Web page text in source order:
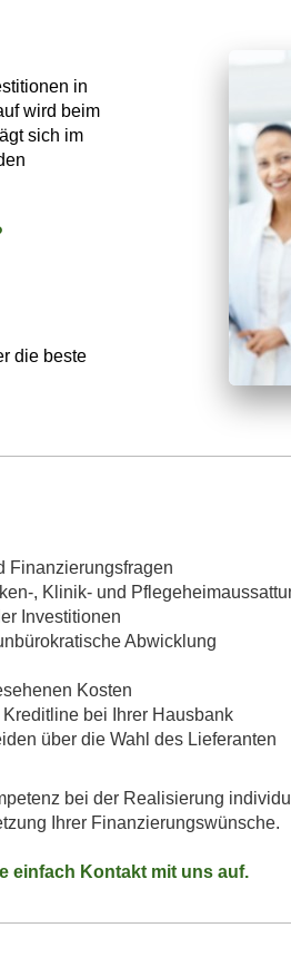
in
wird beim
sich im
die beste
Finanzierungsfragen
, Klinik- und
Investitionen
Abwicklung
Kosten
bei Ihrer Hausbank
über die Wahl des Lieferanten
bei der Realisierung
Ihrer Finanzierungswünsche.
einfach Kontakt mit uns auf.